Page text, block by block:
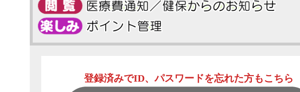
登録済みでID、パスワードを忘れた方もこちら